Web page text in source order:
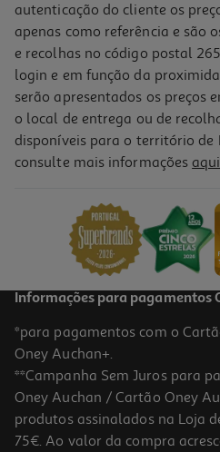
autenticação do cliente os
apenas como referência e são
e recolhas no código postal
login e em função da
serão apresentados os preços
o local de entrega ou de
disponíveis para o território
consulte mais informações aqui
Informações para pagamentos
*para pagamentos com o
Oney Auchan+.
**Campanha Sem Juros para
Oney Auchan / Cartão Oney
produtos assinalados na Loja
75€. Ao valor da compra